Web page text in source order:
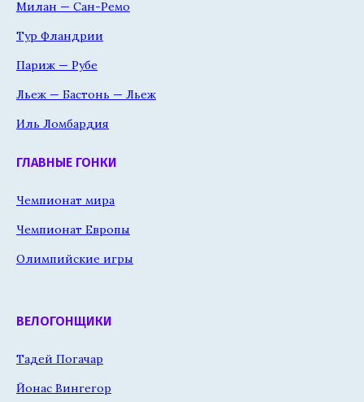
Милан — Сан-Ремо
Тур Фландрии
Париж — Рубе
Льеж — Бастонь — Льеж
Иль Ломбардия
ГЛАВНЫЕ ГОНКИ
Чемпионат мира
Чемпионат Европы
Олимпийские игры
ВЕЛОГОНЩИКИ
Тадей Погачар
Йонас Вингегор